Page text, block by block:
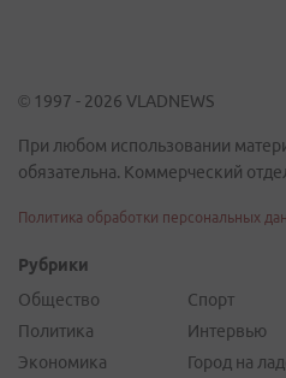
© 1997 - 2026 VLADNEWS
При любом использовании
обязательна. Коммерческий
Политика обработки персональных
Рубрики
Общество
Политика
Экономика
Спорт
Интервью
Город на